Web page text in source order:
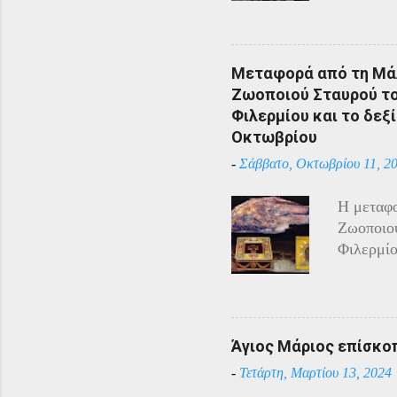
Πόντου
και
η
του
Μεταφορά από τη
Ζωοποιού Σταυρού
Φιλερμίου και το
Οκτωβρίου
- Σάββατο, Οκτωβρίου 11,
Η
Ιππότες
Άγιος Μάριος
- Τετάρτη, Μαρτίου 13, 2024